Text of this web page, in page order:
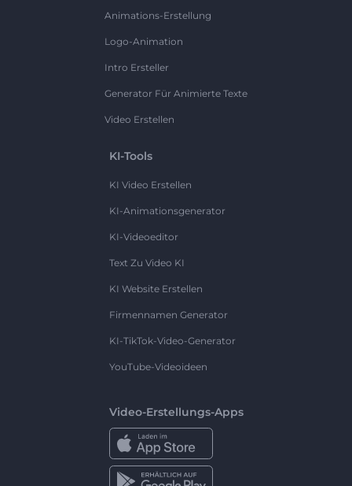
Animations-Erstellung
Logo-Animation
Intro Ersteller
Generator Für Animierte Texte
Video Erstellen
KI-Tools
KI Video Erstellen
KI-Animationsgenerator
KI-Videoeditor
Text Zu Video KI
KI Website Erstellen
Firmennamen Generator
KI-TikTok-Video-Generator
YouTube-Videoideen
Video-Erstellungs-Apps